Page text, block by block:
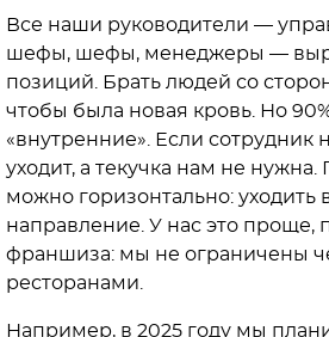
Все наши руководители —
шефы, шефы, менеджеры —
позиций. Брать людей со
чтобы была новая кровь. Но
«внутренние». Если сотрудник
уходит, а текучка нам не нужна.
можно горизонтально: уходить
направление. У нас это проще,
франшиза: мы не ограничены
ресторанами.
Например, в 2025 году мы